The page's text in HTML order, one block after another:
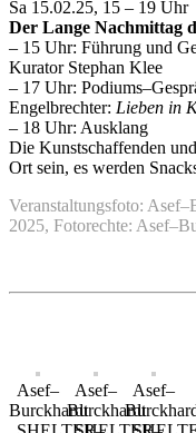
Sa 15.02.25, 15 – 19 Uhr
Der Lange Nachmittag
– 15 Uhr: Führung und
Kurator Stephan Klee
– 17 Uhr:
Engelbrechter: Lieben in
– 18 Uhr: Ausklang
Die Kunstschaffenden
Ort sein, es werden
Veranstaltungsfoto:
2025, Fotorechte:
Asef–
Burckhardt
Asef–
Burckhardt
Asef–